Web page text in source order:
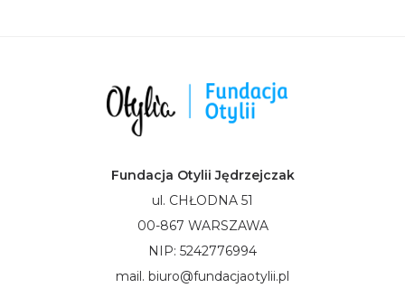
Fundacja Otylii Jędrzejczak
ul. CHŁODNA 51
00-867 WARSZAWA
NIP: 5242776994
mail. biuro@fundacjaotylii.pl